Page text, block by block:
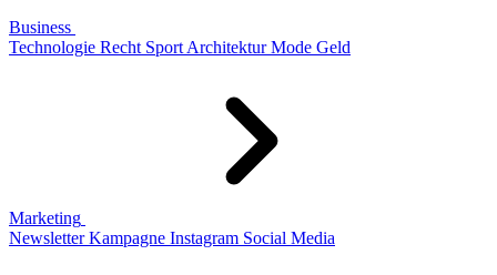
Business
Technologie Recht Sport Architektur Mode Geld
Marketing
Newsletter Kampagne Instagram Social Media